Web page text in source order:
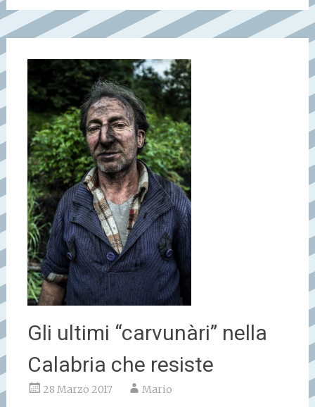
Gli ultimi “carvunàri” nella
Calabria che resiste
28 Marzo 2017 Mario